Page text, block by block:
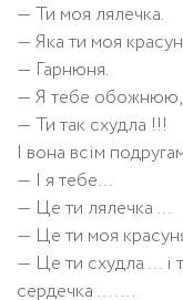
— Ти моя лялечка.
— Яка ти моя
— Гарнюня.
— Я тебе обожнюю,
— Ти так схудла !!!
І вона всім
— І я тебе…
— Це ти лялечка …
— Це ти моя
— Це ти схудла … і
сердечка …….